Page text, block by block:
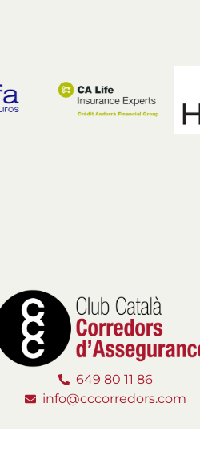
649 80 11 86
info@cccorredors.com